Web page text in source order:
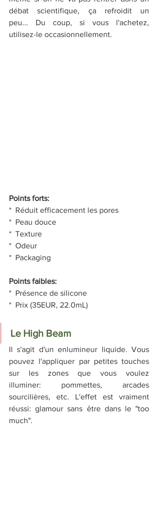
débat scientifique, ça refroidit un
peu... Du coup, si vous l'achetez,
utilisez-le occasionnellement.
Points forts:
*  Réduit efficacement les pores
*  Peau douce
*  Texture
*  Odeur
*  Packaging
Points faibles:
*  Présence de silicone
*  Prix (35EUR, 22.0mL)
Le High Beam
Il s'agit d'un enlumineur liquide. Vous
pouvez l'appliquer par petites touches
sur les zones que vous voulez
illuminer: pommettes, arcades
sourcilières, etc. L'effet est vraiment
réussi: glamour sans être dans le "too
much".